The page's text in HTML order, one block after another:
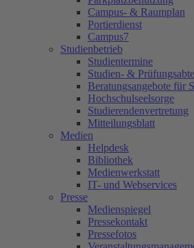
Campus- & Raumplan
Portierdienst
Campus7
Studienbetrieb
Studientermine
Studien- &
Beratungsangebote für
Hochschulseelsorge
Studierendenvertretung
Mitteilungsblatt
Medien
Helpdesk
Bibliothek
Medienwerkstatt
IT- und Webservices
Presse
Medienspiegel
Pressekontakt
Pressefotos